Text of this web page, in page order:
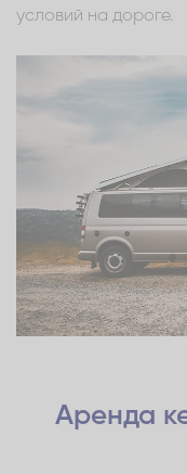
условий на дороге.
Аренда